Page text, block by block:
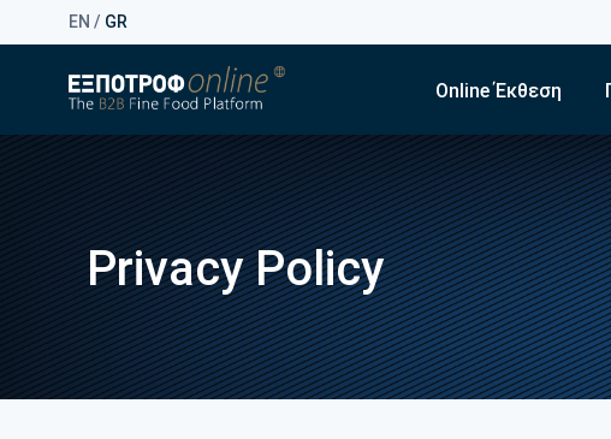
EN / GR
Online Έκθεση
Privacy Policy